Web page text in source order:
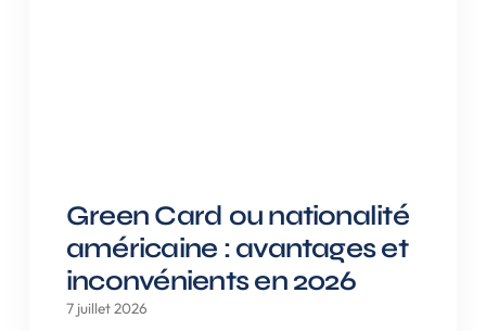
Green Card ou nationalité
américaine : avantages et
inconvénients en 2026
7 juillet 2026